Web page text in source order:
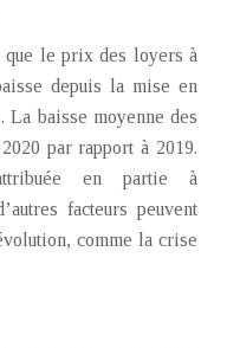
que le prix des loyers à
depuis la mise en
La baisse moyenne des
par rapport à 2019.
en partie à
facteurs peuvent
comme la crise